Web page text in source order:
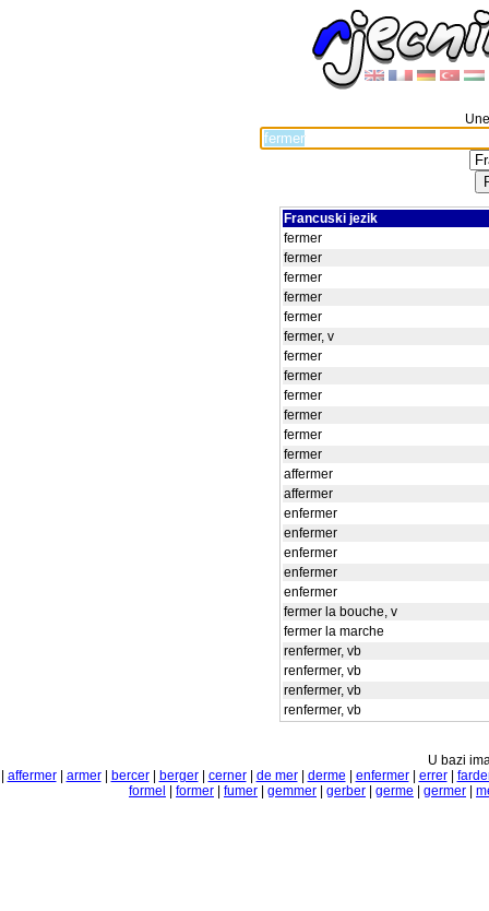
Francuski jezik
fermer
fermer
fermer
fermer
fermer
fermer, v
fermer
fermer
fermer
fermer
fermer
fermer
affermer
affermer
enfermer
enfermer
enfermer
enfermer
enfermer
fermer la bouche, v
fermer la marche
renfermer, vb
renfermer, vb
renfermer, vb
renfermer, vb
U bazi
affermer| armer| bercer| berger| cerner| de mer| derme enfermer| errer|
formel
former fumer gemmer gerber germe germer